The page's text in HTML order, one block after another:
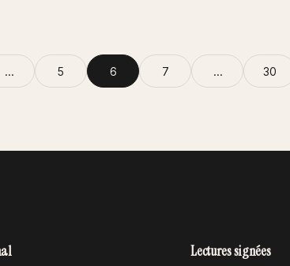
… 5 6 7 … 30
Lectures signées